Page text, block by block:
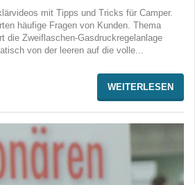
mit Tipps und Tricks für Camper.
häufige Fragen von Kunden. Thema
die Zweiflaschen-Gasdruckregelanlage
von der leeren auf die volle...
WEITERLESEN